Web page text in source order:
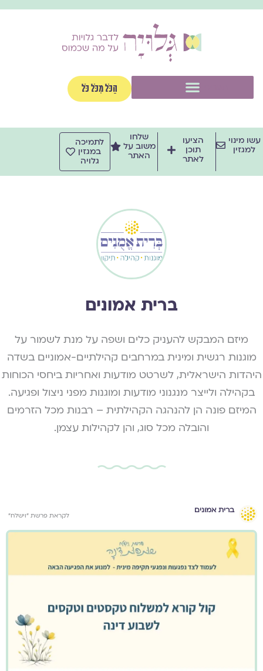
לתוכן
הַכֹּל מִכֹּל כֹּל
עשו מינוי
למגזין
הציעו
תוכן
לאתר
שלחו
משוב על
האתר
לתמיכה
במגזין
גלויה
ברית אמונים
מיזם המבקש להעניק כלים ושפה על מנת לשמור על
מוגנות רגשית ומינית במרחבים קהילתיים-אמוניים בשדה
היהדות הישראלית, לשרטט מודעות ואחריות ביחסי הכוחות
בקהילה ולייצר מנגנוני מודעות ומוגנות מפני ניצול ופגיעה.
המיזם פונה הן להנהגה הקהילתית – רבנות מכל הזרמים
והובלה מכל סוג, והן לקהילות עצמן.
ברית אמונים
לקראת פרשת ״וישלח״